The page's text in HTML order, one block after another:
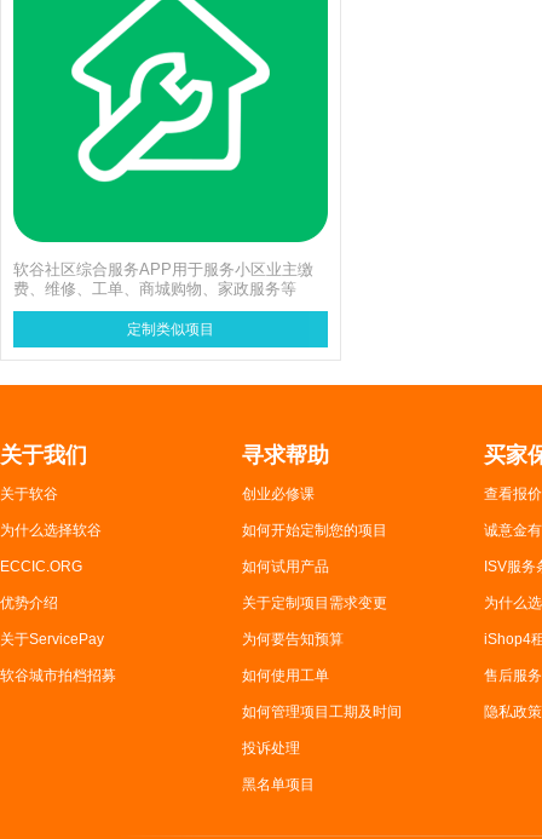
软谷社区综合服务APP用于服务小区业主缴
费、维修、工单、商城购物、家政服务等
定制类似项目
关于我们
关于软谷
为什么选择软谷
ECCIC.ORG
优势介绍
关于ServicePay
软谷城市拍档招募
寻求帮助
创业必修课
如何开始定制您的项目
如何试用产品
关于定制项目需求变更
为何要告知预算
如何使用工单
如何管理项目工期及时间
投诉处理
黑名单项目
买家
查看报
诚意金
ISV服务
为什么
iShop4
售后服务
隐私政策